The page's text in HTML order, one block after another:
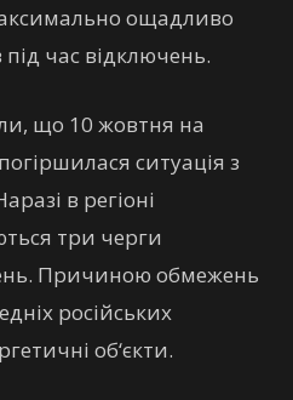
ощадливо
час відключень.
що 10 жовтня на
ситуація з
в регіоні
три черги
Причиною обмежень
російських
об‘єкти.